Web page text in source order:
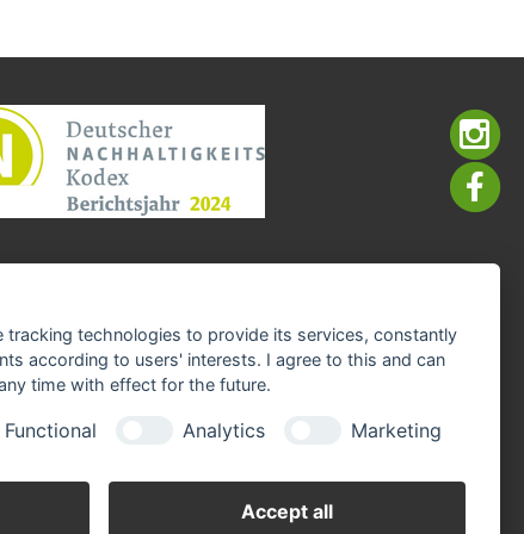
technologies to provide its services, constantly
according to users' interests. I agree to this and can
time with effect for the future.
Functional Analytics Marketing
Accept all